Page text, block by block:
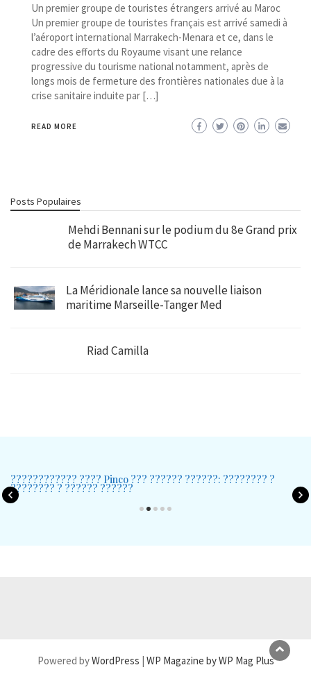
Un premier groupe de touristes étrangers arrivé au Maroc
Un premier groupe de touristes français est arrivé samedi à
l’aéroport international Marrakech-Menara et ce, dans le
cadre des efforts du Royaume visant une relance
progressive du tourisme national notamment, après de
longs mois de fermeture des frontières nationales due à la
crise sanitaire induite par […]
READ MORE
Posts Populaires
Mehdi Bennani sur le podium du 8e Grand prix
de Marrakech WTCC
La Méridionale lance sa nouvelle liaison
maritime Marseille-Tanger Med
Riad Camilla
Pinco casino: ??? ?????? ? 2026 ???? ??? ????????? ??????
-??????
Powered byWordPress WP Magazine by WP Mag Plus